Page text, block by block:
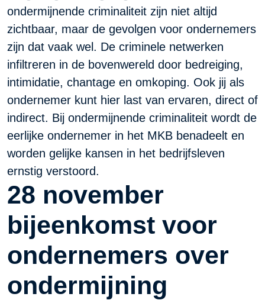
ondermijnende criminaliteit zijn niet altijd
zichtbaar, maar de gevolgen voor ondernemers
zijn dat vaak wel. De criminele netwerken
infiltreren in de bovenwereld door bedreiging,
intimidatie, chantage en omkoping. Ook jij als
ondernemer kunt hier last van ervaren, direct of
indirect. Bij ondermijnende criminaliteit wordt de
eerlijke ondernemer in het MKB benadeelt en
worden gelijke kansen in het bedrijfsleven
ernstig verstoord.
28 november
bijeenkomst voor
ondernemers over
ondermijning